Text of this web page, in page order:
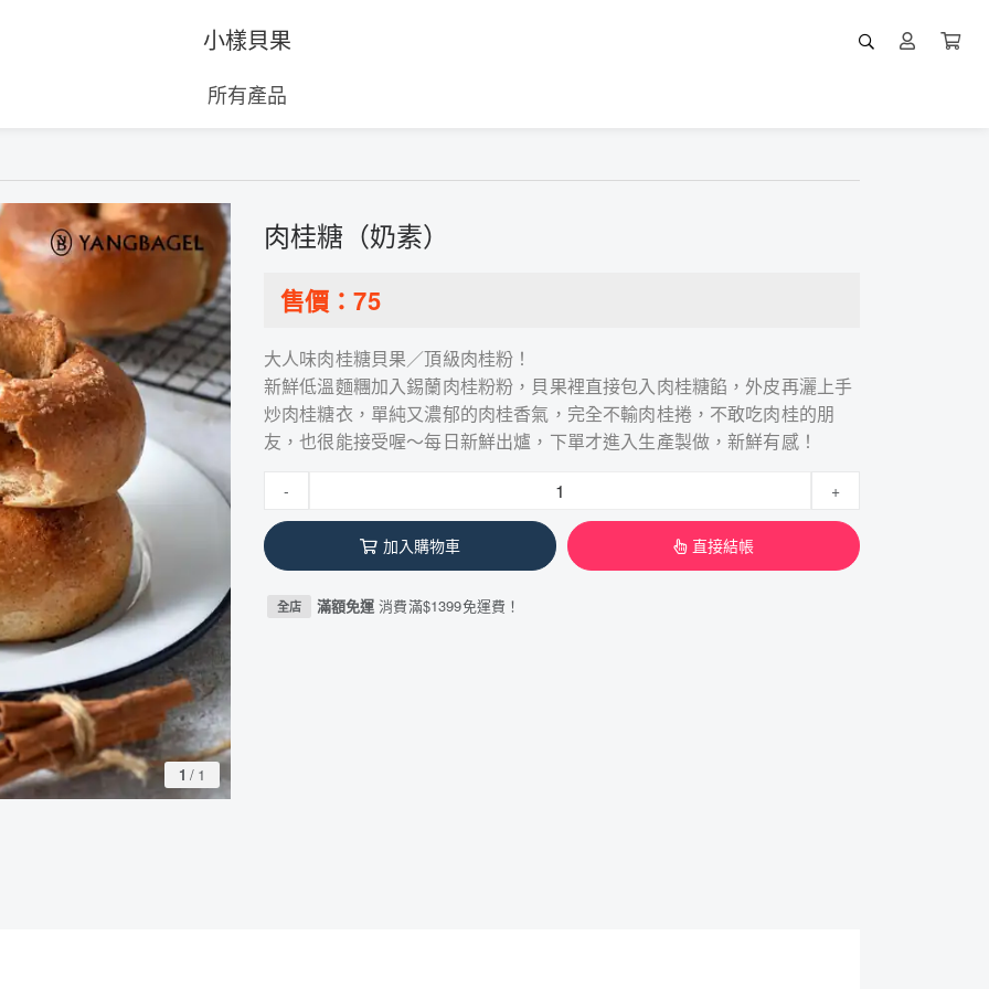
小樣貝果
所有產品
1 / 1
肉桂糖（奶素）
售價：75
大人味肉桂糖貝果／頂級肉桂粉！
新鮮低溫麵糰加入錫蘭肉桂粉粉，貝果裡直接包入肉桂糖餡，外皮再灑上手
炒肉桂糖衣，單純又濃郁的肉桂香氣，完全不輸肉桂捲，不敢吃肉桂的朋
友，也很能接受喔～每日新鮮出爐，下單才進入生產製做，新鮮有感！
- +
加入購物車 直接結帳
全店 滿額免運消費滿$1399免運費！